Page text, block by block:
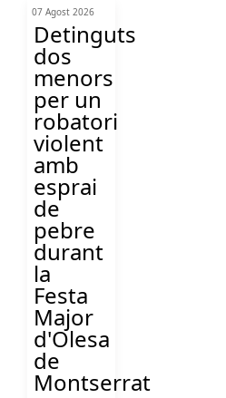
07 Agost 2026
Detinguts
dos
menors
per un
robatori
violent
amb
esprai
de
pebre
durant
la
Festa
Major
d'Olesa
de
Montserrat